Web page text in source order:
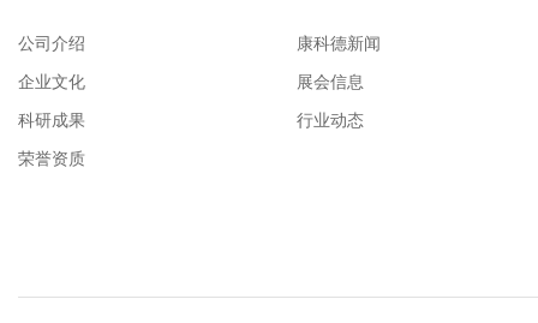
公司介绍
企业文化
科研成果
荣誉资质
康科德新闻
展会信息
行业动态